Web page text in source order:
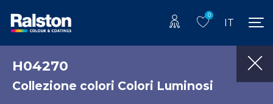
0
IT
H04270
Collezione colori Colori Luminosi